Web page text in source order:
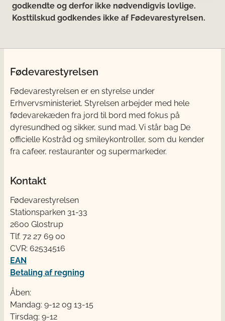
godkendte og derfor ikke nødvendigvis lovlige.
Kosttilskud godkendes ikke af Fødevarestyrelsen.
Fødevarestyrelsen
Fødevarestyrelsen er en styrelse under
Erhvervsministeriet. Styrelsen arbejder med hele
fødevarekæden fra jord til bord med fokus på
dyresundhed og sikker, sund mad. Vi står bag De
officielle Kostråd og smileykontroller, som du kender
fra cafeer, restauranter og supermarkeder.
Kontakt
Fødevarestyrelsen
Stationsparken 31-33
2600 Glostrup
Tlf. 72 2​​​7 69 00
CVR: 62534516
EAN
Betaling af regning
Åben:
Mandag: 9-12 og 13-15
Tirsdag: 9-12